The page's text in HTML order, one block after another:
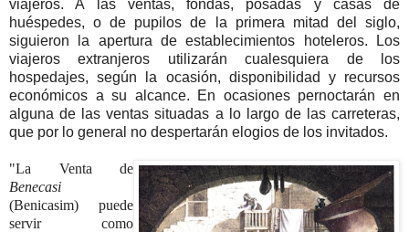
viajeros. A las ventas, fondas, posadas y casas de
huéspedes, o de pupilos de la primera mitad del siglo,
siguieron la apertura de establecimientos hoteleros. Los
viajeros extranjeros utilizarán cualesquiera de los
hospedajes, según la ocasión, disponibilidad y recursos
económicos a su alcance. En ocasiones pernoctarán en
alguna de las ventas situadas a lo largo de las carreteras,
que por lo general no despertarán elogios de los invitados.
"La Venta de
Benecasi
(Benicasim) puede
servir como